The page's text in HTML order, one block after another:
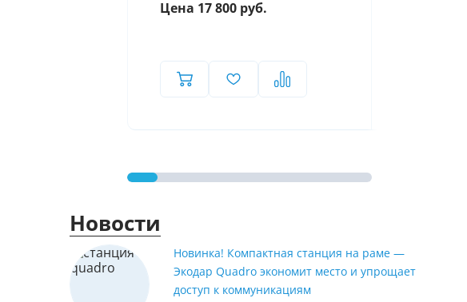
Цена 17 800 руб.
Новости
Новинка! Компактная станция на раме —
Экодар Quadro экономит место и упрощает
доступ к коммуникациям